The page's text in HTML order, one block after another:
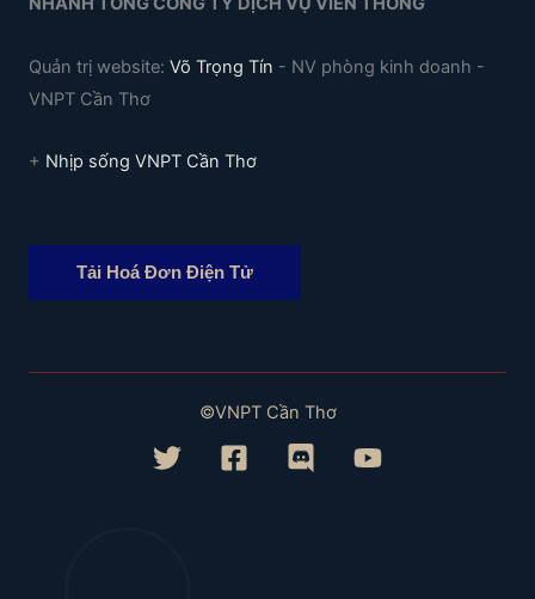
Quản trị website: Võ Trọng Tín - NV phòng kinh doanh -
VNPT Cần Thơ
+ Nhịp sống VNPT Cần Thơ
Tải Hoá Đơn Điện Tử
©VNPT Cần Thơ